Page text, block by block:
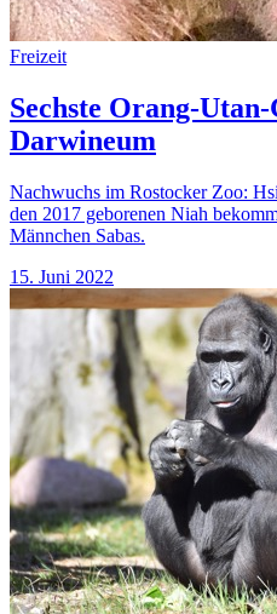
Freizeit
Sechste Orang-
Darwineum
Nachwuchs im Rostocker Zoo:
den 2017 geborenen Niah
Männchen Sabas.
15. Juni 2022